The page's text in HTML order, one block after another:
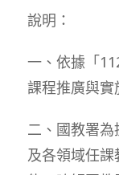
說明：
一、依據「
課程推廣與實
二、國教署
及各領域任